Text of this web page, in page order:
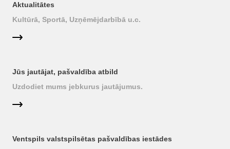
Aktualitātes
Kultūrā, Sportā, Uzņēmējdarbībā u.c.
Jūs jautājat, pašvaldība atbild
Uzdodiet mums jebkurus jautājumus.
Ventspils valstspilsētas pašvaldības iestādes